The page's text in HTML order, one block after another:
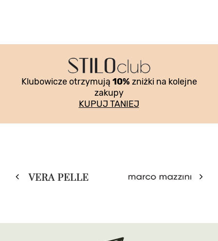
Klubowicze otrzymują 10% zniżki na kolejne
zakupy
KUPUJ TANIEJ